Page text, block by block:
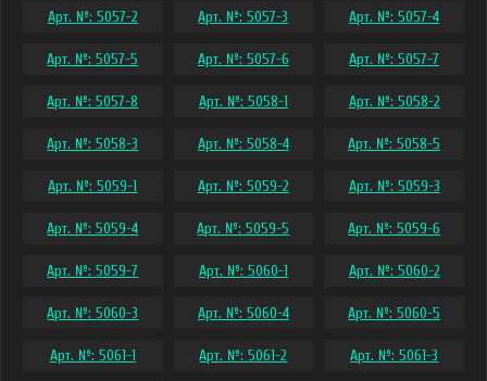
Арт. №: 5057-2 Арт. №: 5057-3 Арт. №: 5057-4
Арт. №: 5057-5 Арт. №: 5057-6 Арт. №: 5057-7
Арт. №: 5057-8 Арт. №: 5058-1 Арт. №: 5058-2
Арт. №: 5058-3 Арт. №: 5058-4 Арт. №: 5058-5
Арт. №: 5059-1 Арт. №: 5059-2 Арт. №: 5059-3
Арт. №: 5059-4 Арт. №: 5059-5 Арт. №: 5059-6
Арт. №: 5059-7 Арт. №: 5060-1 Арт. №: 5060-2
Арт. №: 5060-3 Арт. №: 5060-4 Арт. №: 5060-5
Арт. №: 5061-1 Арт. №: 5061-2 Арт. №: 5061-3